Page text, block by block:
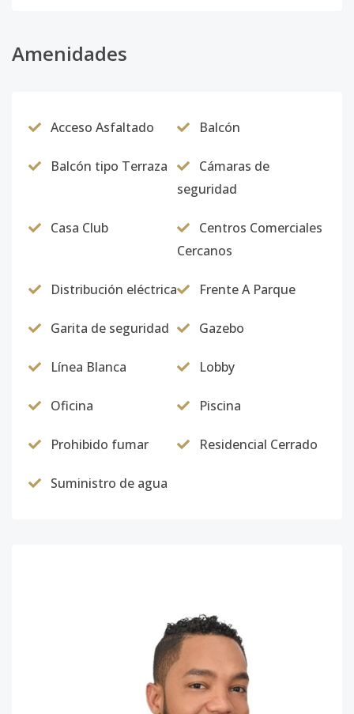
Amenidades
Acceso Asfaltado Balcón
Balcón tipo Terraza
Cámaras de
seguridad
Casa Club
Centros Comerciales
Cercanos
Distribución eléctrica Frente A Parque
Garita de seguridad Gazebo
Línea Blanca Lobby
Oficina Piscina
Prohibido fumar Residencial Cerrado
Suministro de agua